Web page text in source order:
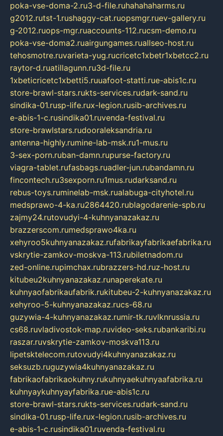
poka-vse-doma-2.ru3-d-file.ruhahahaharms.ru
g2012.rutst-1.rushaggy-cat.ruopsmgr.ruev-gallery.ru
g-2012.ruops-mgr.ruaccounts-112.rucsm-demo.ru
poka-vse-doma2.ruairgungames.ruallseo-host.ru
tehosmotre.ruvarieta-yug.rucricetc1xbetr1xbetcc2.ru
raytor-d.ruatillagunn.ru3d-file.ru
1xbeticricetc1xbetti5.ruuafoot-statti.rue-abis1c.ru
store-brawl-stars.rukts-services.rudark-sand.ru
sindika-01.rusp-life.rux-legion.rusib-archives.ru
e-abis-1-c.rusindika01.ruvenda-festival.ru
store-brawlstars.rudooraleksandria.ru
antenna-highly.rumine-lab-msk.ru1-mus.ru
3-sex-porn.ruban-damn.rupurse-factory.ru
viagra-tablet.rufasbags.ruadler-jun.rubandamn.ru
fincontech.ru3sexporn.ru1mus.rudarksand.ru
rebus-toys.ruminelab-msk.rualabuga-cityhotel.ru
medsprawo-4-ka.ru2864420.rublagodarenie-spb.ru
zajmy24.rutovudyi-4-kuhnyanazakaz.ru
brazzerscom.rumedsprawo4ka.ru
xehyroo5kuhnyanazakaz.rufabrikayfabrikaefabrika.ru
vskrytie-zamkov-moskva-113.rubiletnadom.ru
zed-online.rupimchax.rubrazzers-hd.ruz-host.ru
kitubeu2kuhnyanazakaz.runaperekate.ru
kuhnyaofabrikaufabrik.rukitubeu-2-kuhnyanazakaz.ru
xehyroo-5-kuhnyanazakaz.rucs-68.ru
guzywia-4-kuhnyanazakaz.rumir-tk.ruvlknrussia.ru
cs68.ruvladivostok-map.ruvideo-seks.rubankaribi.ru
raszar.ruvskrytie-zamkov-moskva113.ru
lipetsktelecom.rutovudyi4kuhnyanazakaz.ru
seksuzb.ruguzywia4kuhnyanazakaz.ru
fabrikaofabrikaokuhny.rukuhnyaekuhnyaafabrika.ru
kuhnyaykuhnyayfabrika.rue-abis1c.ru
store-brawl-stars.rukts-services.rudark-sand.ru
sindika-01.rusp-life.rux-legion.rusib-archives.ru
e-abis-1-c.rusindika01.ruvenda-festival.ru